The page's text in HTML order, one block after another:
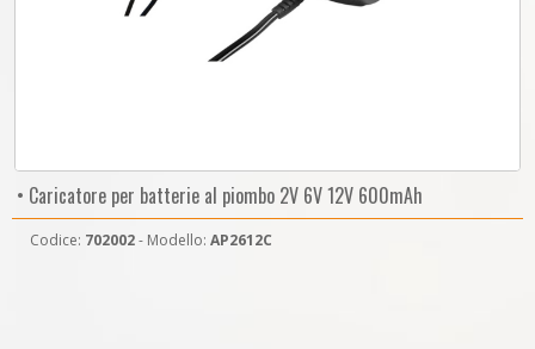
• Caricatore per batterie al piombo 2V 6V 12V 600mAh
Codice: 702002- Modello: AP2612C